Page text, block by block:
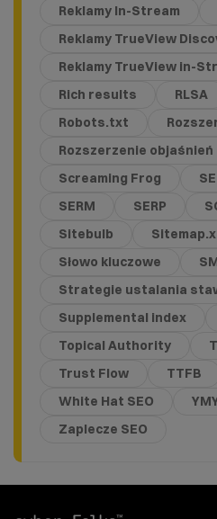
Reklamy In-Stream
Reklamy TrueView
Reklamy TrueView in-
Rich results
RLSA
Robots.txt
Rozszerzenie objaśnień
Screaming Frog
SERM
SERP
Sitebulb
Słowo kluczowe
Strategie ustalania
Supplemental index
Topical Authority
Trust Flow
TTFB
White Hat SEO
Zaplecze SEO